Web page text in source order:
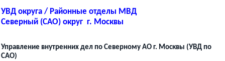
УВД округа / Районные отделы МВД
Северный (САО) округ г. Москвы
Управление внутренних дел по Северному АО г. Москвы (УВД по
САО)